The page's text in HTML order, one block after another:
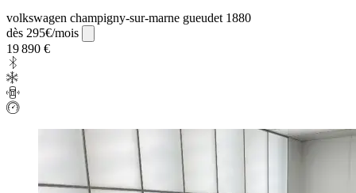
volkswagen champigny-sur-marne gueudet 1880
dès 295€/mois
19 890 €